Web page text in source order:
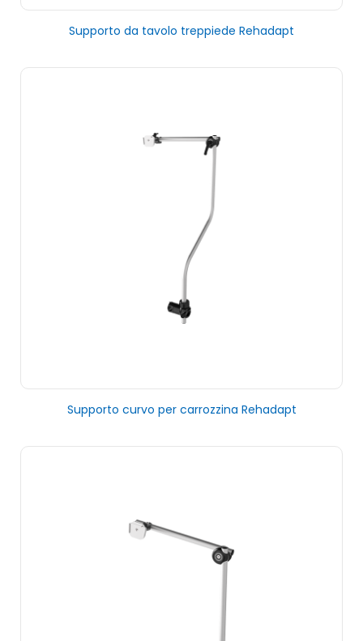
Supporto da tavolo treppiede Rehadapt
Supporto curvo per carrozzina Rehadapt